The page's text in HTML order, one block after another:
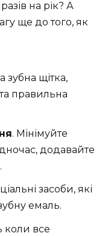
на рік? А
ще до того, як
зубна щітка,
правильна
. Мінімуйте
додавайте
засоби, які
емаль.
коли все